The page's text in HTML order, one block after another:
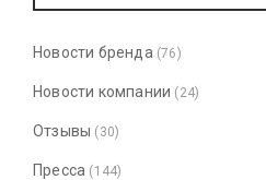
Новости бренда (76)
Новости компании (24)
Отзывы (30)
Пресса (144)